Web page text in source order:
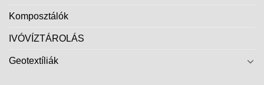
Komposztálók
IVÓVÍZTÁROLÁS
Geotextíliák